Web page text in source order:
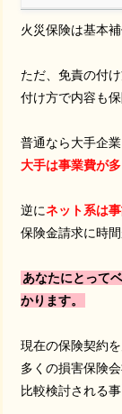
火災保険は基本
ただ、免責の付
付け方で内容も
普通なら大手企
大手は事業費が
逆にネット系は
保険金請求に時
あなたにとって
かります。
現在の保険契約
多くの損害保険
比較検討される